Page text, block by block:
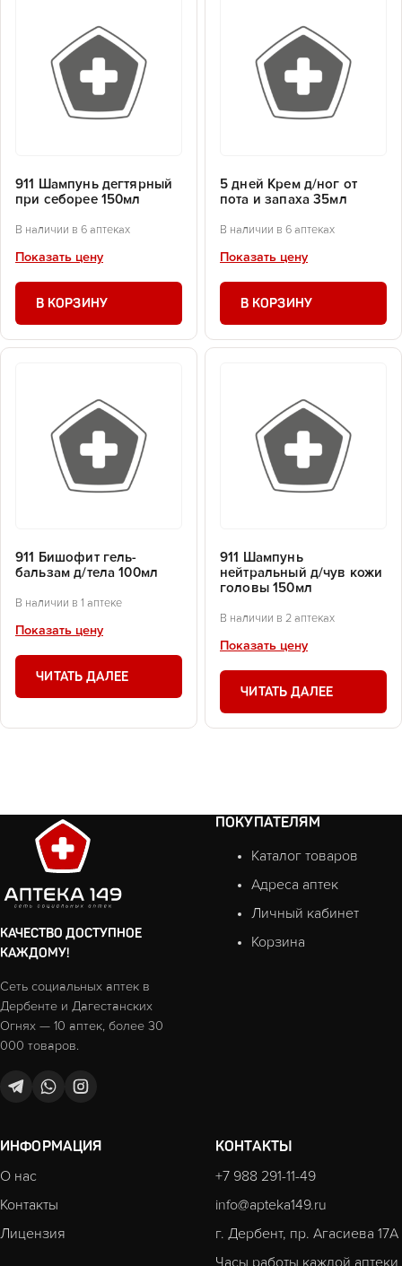
911 Шампунь дегтярный
при себорее 150мл
В наличии в 6 аптеках
Показать цену
В КОРЗИНУ
5 дней Крем д/ног от
пота и запаха 35мл
В наличии в 6 аптеках
Показать цену
В КОРЗИНУ
911 Бишофит гель-
бальзам д/тела 100мл
В наличии в 1 аптеке
Показать цену
ЧИТАТЬ ДАЛЕЕ
911 Шампунь
нейтральный д/чув кожи
головы 150мл
В наличии в 2 аптеках
Показать цену
ЧИТАТЬ ДАЛЕЕ
КАЧЕСТВО ДОСТУПНОЕ
КАЖДОМУ!
Сеть социальных аптек в
Дербенте и Дагестанских
Огнях — 10 аптек, более 30
000 товаров.
ПОКУПАТЕЛЯМ
Каталог товаров
Адреса аптек
Личный кабинет
Корзина
ИНФОРМАЦИЯ
О нас
Контакты
Лицензия
КОНТАКТЫ
+7 988 291-11-49
info@apteka149.ru
г. Дербент, пр. Агасиева 17А
Часы работы каждой аптеки